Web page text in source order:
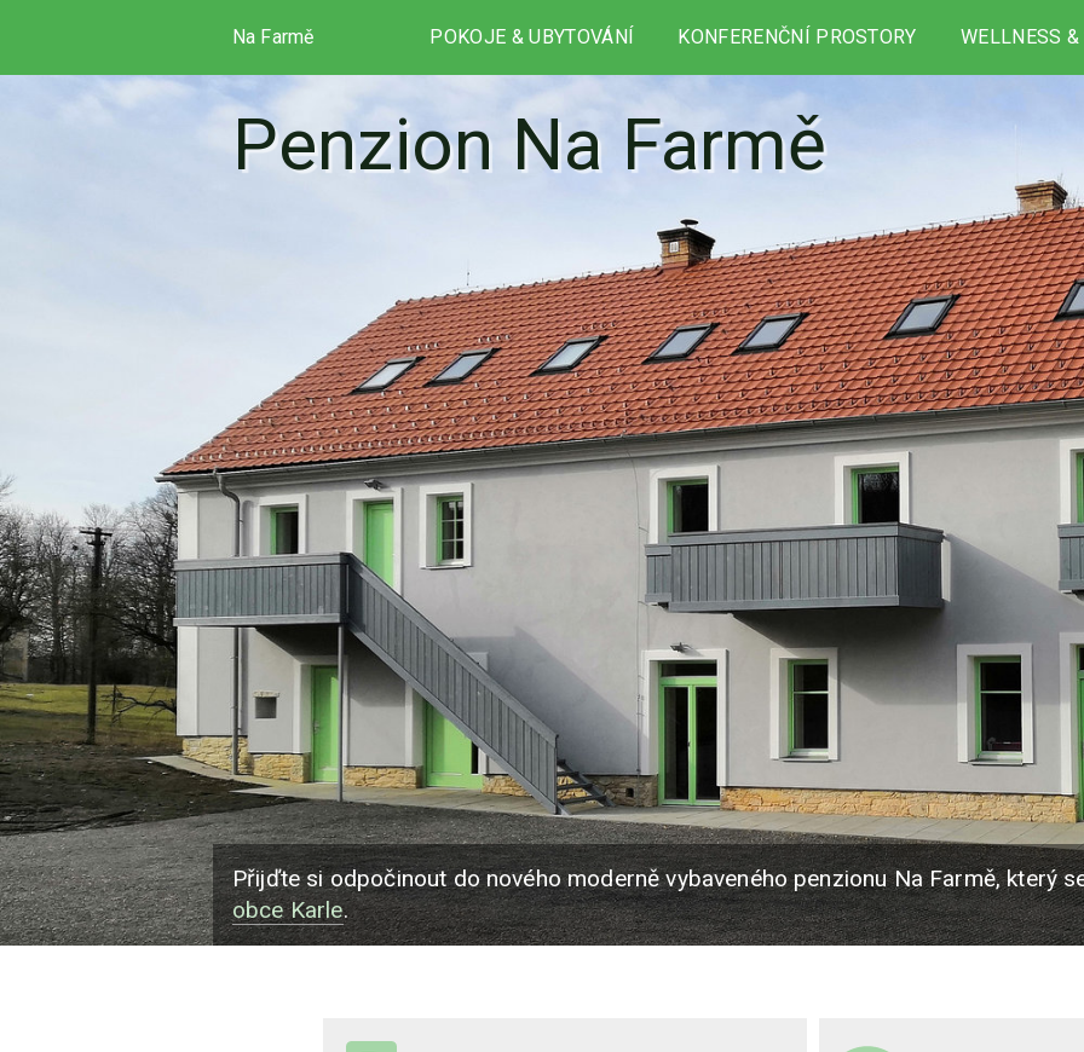
Na Farmě POKOJE & UBYTOVÁNÍ KONFERENČNÍ PROSTORY WELLNESS &
Penzion Na Farmě
Přijďte si odpočinout do nového moderně vybaveného penzionu Na Farmě, který
obce Karle.